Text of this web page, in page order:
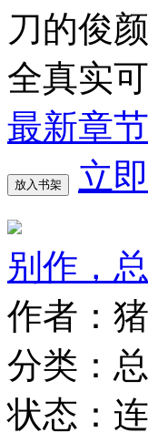
刀的俊
全真实
最新章
放入书架 立
别作，
作者：
分类：
状态：